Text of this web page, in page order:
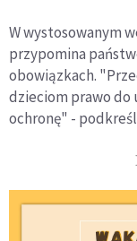
W wystosowanym
przypomina
obowiązkach.
dzieciom prawo do
ochronę" -